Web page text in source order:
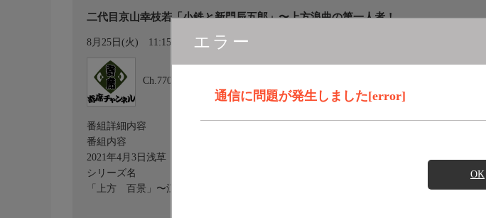
エラー
通信に問題が発生しました[error]
OK
二代目京山幸枝若「小鉄と新門辰五郎」〜上方浪曲の第一人者！
8月25日(火) 11:15〜12:00 カレンダー登録
Ch.770
番組詳細内容
番組内容
2021年4月3日浅草・木馬亭にて収録
シリーズ名
「上方 百景」〜江戸とは一味違う高座をお届け〜